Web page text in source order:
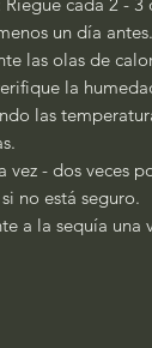
un día
las olas de
la
las
vez - dos veces
no está seguro.
a la sequía una